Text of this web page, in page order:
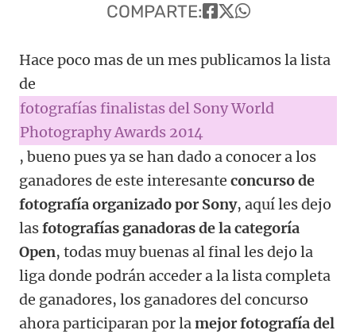
COMPARTE:
Hace poco mas de un mes publicamos la lista
de
fotografías finalistas del Sony World
Photography Awards 2014
, bueno pues ya se han dado a conocer a los
ganadores de este interesante concurso de
fotografía organizado por Sony, aquí les dejo
lasfotografías ganadoras de la categoría
Open, todas muy buenas al final les dejo la
liga donde podrán acceder a la lista completa
de ganadores, los ganadores del concurso
ahora participaran por lamejor fotografía del